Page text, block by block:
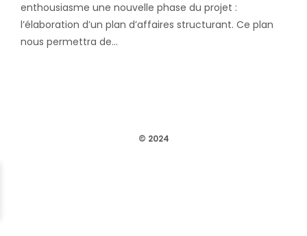
enthousiasme une nouvelle phase du projet :
l’élaboration d’un plan d’affaires structurant. Ce plan
nous permettra de…
© 2024